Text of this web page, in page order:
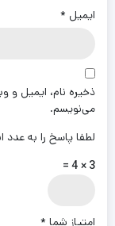
ایمیل *
ذخیره نام، ایمیل و
می‌نویسم.
لطفا پاسخ را به عدد
3 × 4 =
امتیاز شما *